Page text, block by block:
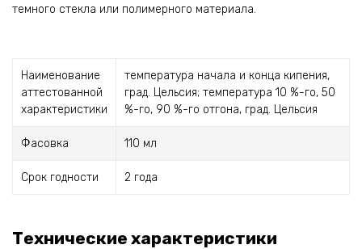
темного стекла или полимерного материала.
Наименование
аттестованной
характеристики
температура начала и конца кипения,
град. Цельсия; температура 10 %-го, 50
%-го, 90 %-го отгона, град. Цельсия
Фасовка 110 мл
Срок годности 2 года
Технические характеристики